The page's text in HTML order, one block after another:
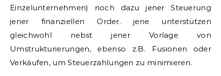
Einzelunternehmen) noch dazu jener Steuerung
jener finanziellen Order. jene unterstützen
gleichwohl nebst jener Vorlage von
Umstrukturierungen, ebenso z.B. Fusionen oder
Verkäufen, um Steuerzahlungen zu minimieren.